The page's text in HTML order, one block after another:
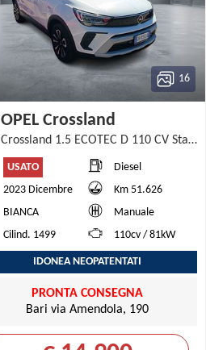
16
OPEL Crossland
Crossland 1.5 ECOTEC D 110 CV Start&Stop Elegance
USATO
Diesel
2023 Dicembre
Km 51.626
BIANCA
Manuale
Cilind. 1499
110cv / 81kW
IDONEA NEOPATENTATI
PRONTA CONSEGNA
Bari via Amendola, 190